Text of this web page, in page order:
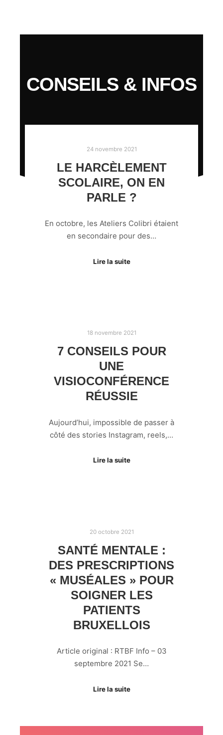
CONSEILS & INFOS
24 novembre 2021
LE HARCÈLEMENT
SCOLAIRE, ON EN
PARLE ?
En octobre, les Ateliers Colibri étaient
en secondaire pour des…
Lire la suite
18 novembre 2021
7 CONSEILS POUR
UNE
VISIOCONFÉRENCE
RÉUSSIE
Aujourd’hui, impossible de passer à
côté des stories Instagram, reels,…
Lire la suite
20 octobre 2021
SANTÉ MENTALE :
DES PRESCRIPTIONS
« MUSÉALES » POUR
SOIGNER LES
PATIENTS
BRUXELLOIS
Article original : RTBF Info – 03
septembre 2021 Se…
Lire la suite